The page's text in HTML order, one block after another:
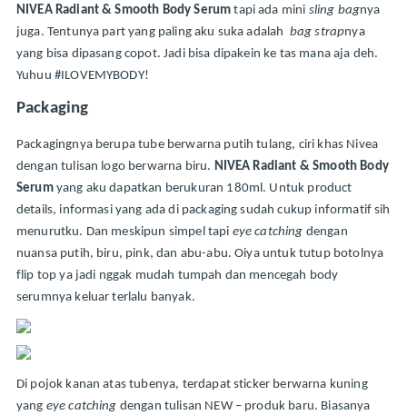
NIVEA Radiant & Smooth Body Serum tapi ada mini sling bagnya
juga. Tentunya part yang paling aku suka adalah bag strapnya
yang bisa dipasang copot. Jadi bisa dipakein ke tas mana aja deh.
Yuhuu #ILOVEMYBODY!
Packaging
Packagingnya berupa tube berwarna putih tulang, ciri khas Nivea
dengan tulisan logo berwarna biru. NIVEA Radiant & Smooth Body
Serum yang aku dapatkan berukuran 180ml. Untuk product
details, informasi yang ada di packaging sudah cukup informatif sih
menurutku. Dan meskipun simpel tapi eye catching dengan
nuansa putih, biru, pink, dan abu-abu. Oiya untuk tutup botolnya
flip top ya jadi nggak mudah tumpah dan mencegah body
serumnya keluar terlalu banyak.
Di pojok kanan atas tubenya, terdapat sticker berwarna kuning
yang eye catching dengan tulisan NEW – produk baru. Biasanya